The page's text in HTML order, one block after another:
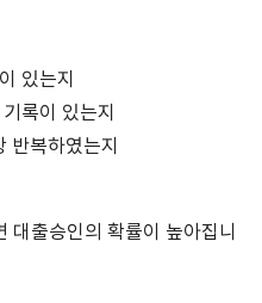
있는지
록이 있는지
반복하였는지
대출승인의 확률이 높아집니